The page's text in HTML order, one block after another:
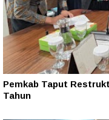
Pemkab Taput
Tahun‎